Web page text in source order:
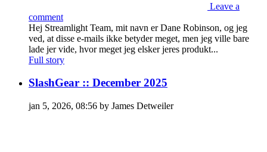
Leave a
comment
Hej Streamlight Team, mit navn er Dane Robinson, og jeg
ved, at disse e-mails ikke betyder meget, men jeg ville bare
lade jer vide, hvor meget jeg elsker jeres produkt...
Full story
SlashGear :: December 2025
jan 5, 2026, 08:56 by James Detweiler